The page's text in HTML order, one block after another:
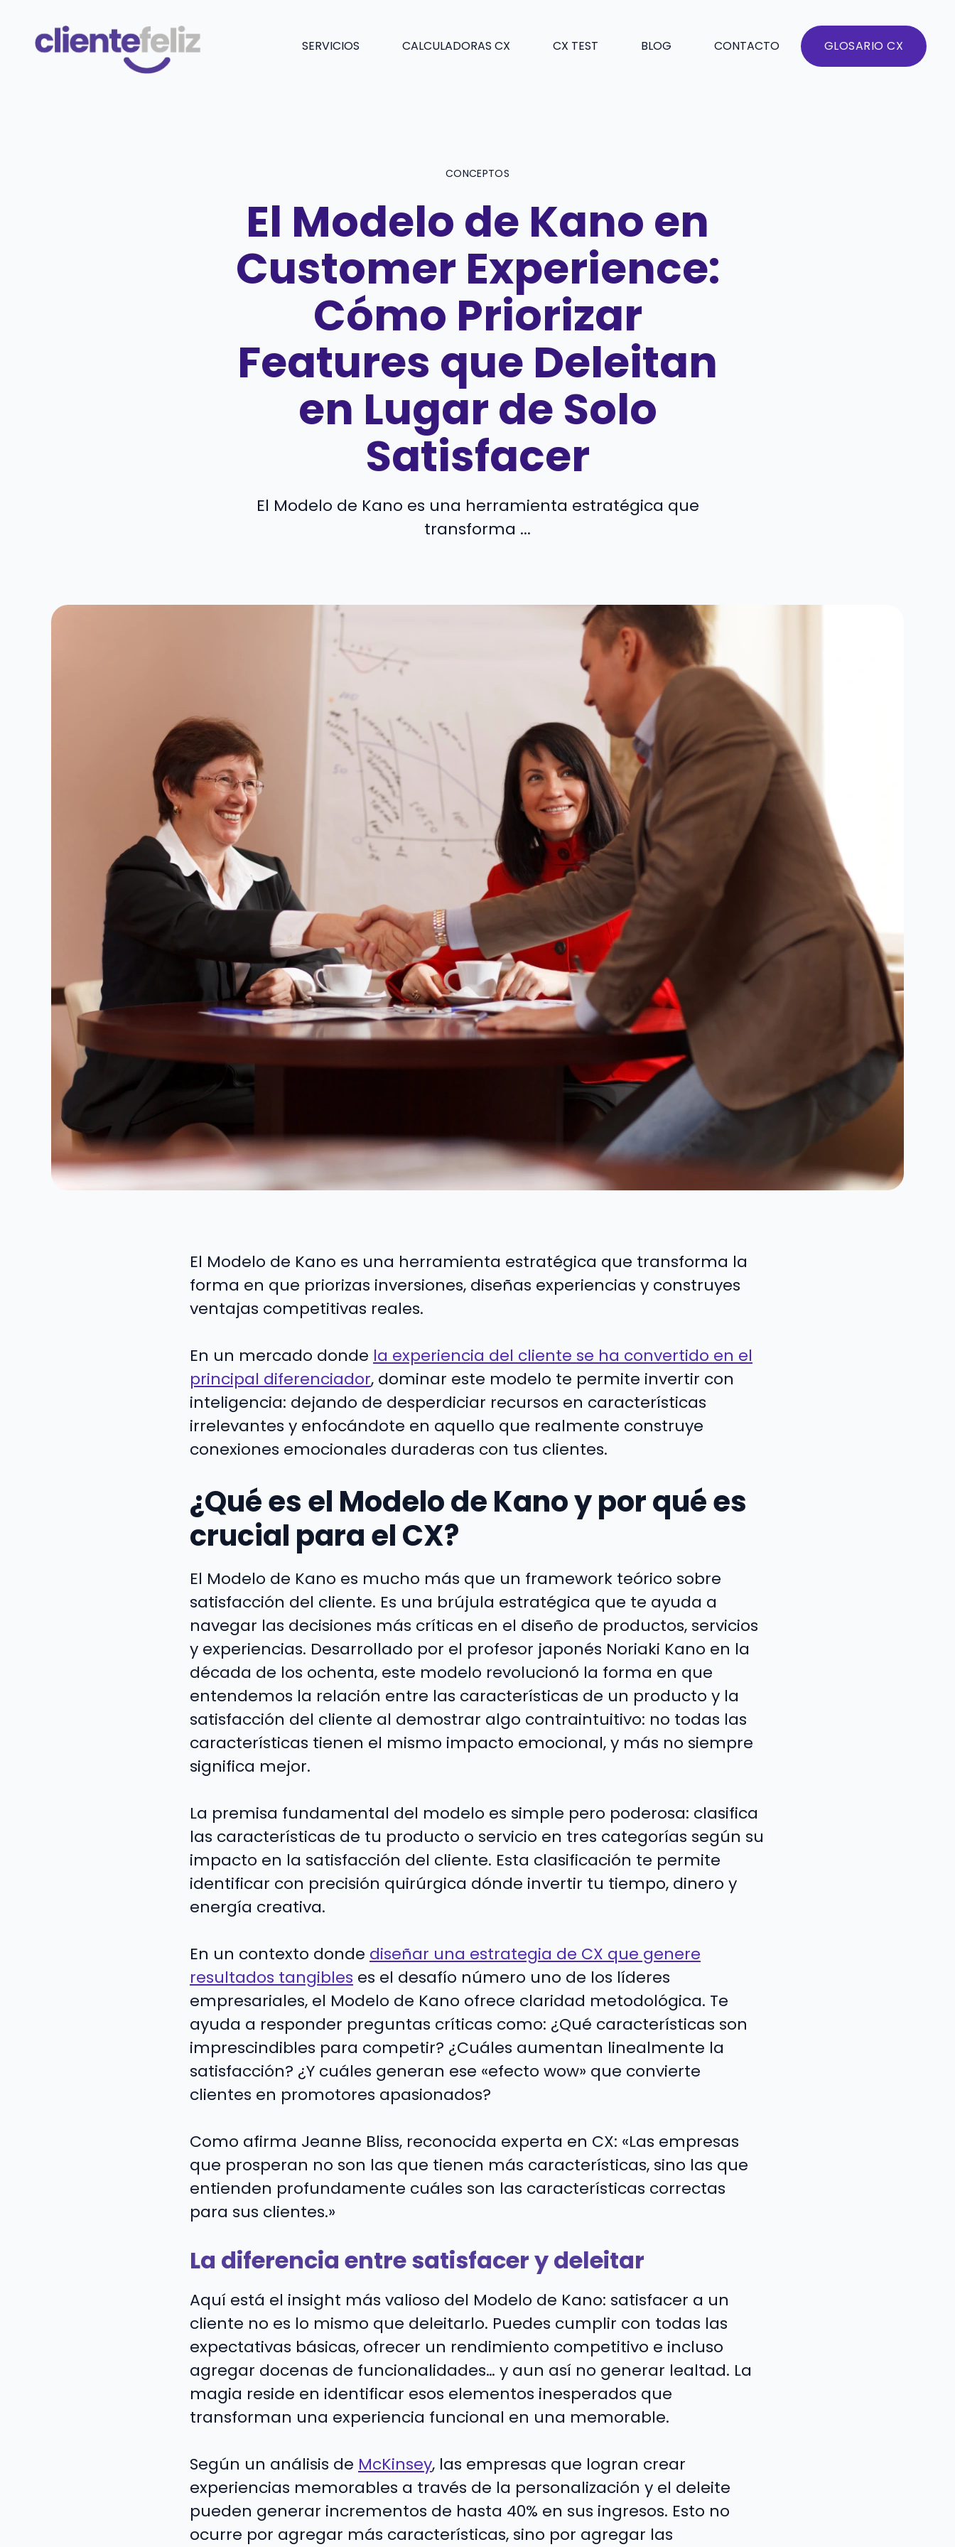
contenido
SERVICIOS CALCULADORAS CX CX TEST BLOG CONTACTO GLOSARIO CX
CONCEPTOS
El Modelo de Kano en
Customer Experience:
Cómo Priorizar
Features que Deleitan
en Lugar de Solo
Satisfacer
El Modelo de Kano es una herramienta estratégica que
transforma ...
El Modelo de Kano es una herramienta estratégica que transforma la
forma en que priorizas inversiones, diseñas experiencias y construyes
ventajas competitivas reales.
En un mercado donde la experiencia del cliente se ha convertido en el
principal diferenciador, dominar este modelo te permite invertir con
inteligencia: dejando de desperdiciar recursos en características
irrelevantes y enfocándote en aquello que realmente construye
conexiones emocionales duraderas con tus clientes.
¿Qué es el Modelo de Kano y por qué es
crucial para el CX?
El Modelo de Kano es mucho más que un framework teórico sobre
satisfacción del cliente. Es una brújula estratégica que te ayuda a
navegar las decisiones más críticas en el diseño de productos, servicios
y experiencias. Desarrollado por el profesor japonés Noriaki Kano en la
década de los ochenta, este modelo revolucionó la forma en que
entendemos la relación entre las características de un producto y la
satisfacción del cliente al demostrar algo contraintuitivo: no todas las
características tienen el mismo impacto emocional, y más no siempre
significa mejor.
La premisa fundamental del modelo es simple pero poderosa: clasifica
las características de tu producto o servicio en tres categorías según su
impacto en la satisfacción del cliente. Esta clasificación te permite
identificar con precisión quirúrgica dónde invertir tu tiempo, dinero y
energía creativa.
En un contexto donde diseñar una estrategia de CX que genere
resultados tangibles es el desafío número uno de los líderes
empresariales, el Modelo de Kano ofrece claridad metodológica. Te
ayuda a responder preguntas críticas como: ¿Qué características son
imprescindibles para competir? ¿Cuáles aumentan linealmente la
satisfacción? ¿Y cuáles generan ese «efecto wow» que convierte
clientes en promotores apasionados?
Como afirma Jeanne Bliss, reconocida experta en CX: «Las empresas
que prosperan no son las que tienen más características, sino las que
entienden profundamente cuáles son las características correctas
para sus clientes.»
La diferencia entre satisfacer y deleitar
Aquí está el insight más valioso del Modelo de Kano: satisfacer a un
cliente no es lo mismo que deleitarlo. Puedes cumplir con todas las
expectativas básicas, ofrecer un rendimiento competitivo e incluso
agregar docenas de funcionalidades… y aun así no generar lealtad. La
magia reside en identificar esos elementos inesperados que
transforman una experiencia funcional en una memorable.
Según un análisis de McKinsey, las empresas que logran crear
experiencias memorables a través de la personalización y el deleite
pueden generar incrementos de hasta 40% en sus ingresos. Esto no
ocurre por agregar más características, sino por agregar las